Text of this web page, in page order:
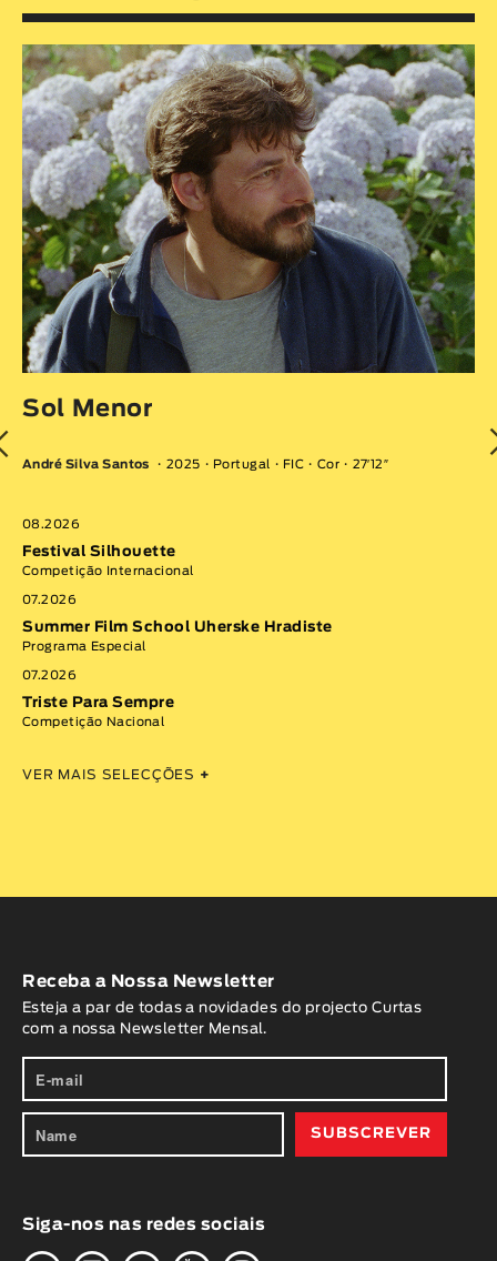
Sol Menor
André Silva Santos 2025 Portugal FIC Cor 27′12″
08.2026
Festival Silhouette
Competição Internacional
07.2026
Summer Film School Uherske Hradiste
Programa Especial
07.2026
Triste Para Sempre
Competição Nacional
VER MAIS SELECÇÕES +
Receba a Nossa Newsletter
Esteja a par de todas a novidades do projecto Curtas
com a nossa Newsletter Mensal.
Siga-nos nas redes sociais